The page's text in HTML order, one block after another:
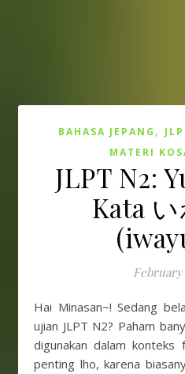
BAHASA JEPANG ,
MATERI
JLPT N2:
Kata
February
Hai Minasan~! Sedang belajar dan mempersiapkan
ujian JLPT N2? Paham
digunakan dalam konteks
penting lho, karena